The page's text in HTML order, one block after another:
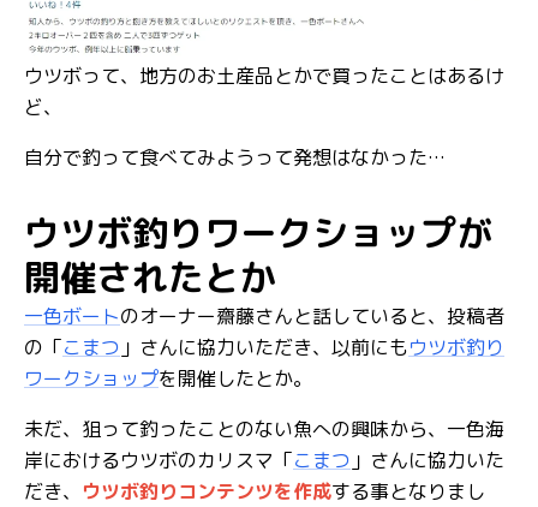
ウツボって、地方のお土産品とかで買ったことはあるけ
ど、
自分で釣って食べてみようって発想はなかった…
ウツボ釣りワークショップが
開催されたとか
一色ボートのオーナー齋藤さんと話していると、投稿者
の「こまつ 」さんに協力いただき、以前にもウツボ釣り
ワークショップを開催したとか。
未だ、狙って釣ったことのない魚への興味から、一色海
岸におけるウツボのカリスマ「こまつ 」さんに協力いた
だき、 ウツボ釣りコンテンツを作成する事となりまし